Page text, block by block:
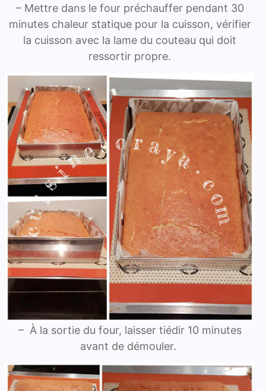
– Mettre dans le four préchauffer pendant 30
minutes chaleur statique pour la cuisson, vérifier
la cuisson avec la lame du couteau qui doit
ressortir propre.
– À la sortie du four, laisser tiédir 10 minutes
avant de démouler.